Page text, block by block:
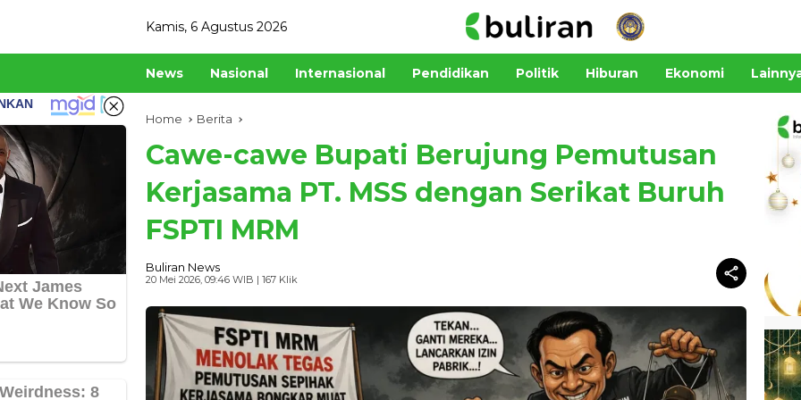
Kamis, 6 Agustus 2026
News Nasional Internasional Pendidikan Politik Hiburan Ekonomi
Home Berita
Cawe-cawe Bupati Berujung Pemutusan
Kerjasama PT. MSS dengan Serikat Buruh
FSPTI MRM
Buliran News
20 Mei 2026, 09:46 WIB | 167 Klik